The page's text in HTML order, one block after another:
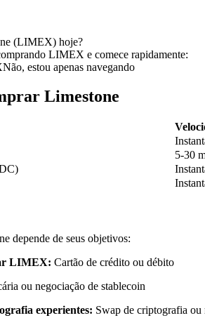
(LIMEX) hoje?
LIMEX e comece rapidamente:
Não, estou apenas navegando
Limestone
5-30
depende de seus objetivos:
LIMEX: Cartão de crédito ou débito
ou negociação de stablecoin
experientes: Swap de criptografia ou